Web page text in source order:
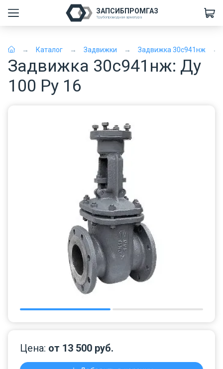
ЗАПСИБПРОМГАЗ
Трубопроводная арматура
Каталог Задвижки Задвижка 30с941нж
Задвижка 30с941нж: Ду
100 Ру 16
Цена: от 13 500 руб.